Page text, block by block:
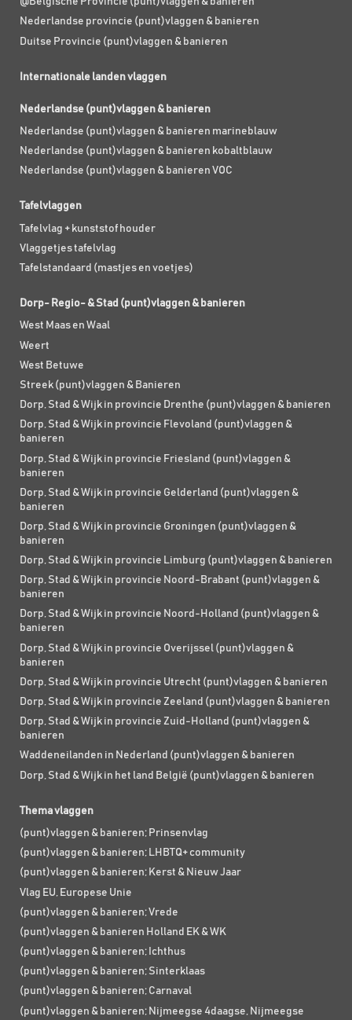
Nederlandse provincie (punt)vlaggen & banieren
Duitse Provincie (punt)vlaggen & banieren
Internationale landen vlaggen
Nederlandse (punt)vlaggen & banieren
Nederlandse (punt)vlaggen & banieren marineblauw
Nederlandse (punt)vlaggen & banieren kobaltblauw
Nederlandse (punt)vlaggen & banieren VOC
Tafelvlaggen
Tafelvlag + kunststof houder
Vlaggetjes tafelvlag
Tafelstandaard (mastjes en voetjes)
Dorp- Regio- & Stad (punt)vlaggen & banieren
West Maas en Waal
Weert
West Betuwe
Streek (punt)vlaggen & Banieren
Dorp, Stad & Wijk in provincie Drenthe (punt)vlaggen & banieren
Dorp, Stad & Wijk in provincie Flevoland (punt)vlaggen &
banieren
Dorp, Stad & Wijk in provincie Friesland (punt)vlaggen &
banieren
Dorp, Stad & Wijk in provincie Gelderland (punt)vlaggen &
banieren
Dorp, Stad & Wijk in provincie Groningen (punt)vlaggen &
banieren
Dorp, Stad & Wijk in provincie Limburg (punt)vlaggen & banieren
Dorp, Stad & Wijk in provincie Noord-Brabant (punt)vlaggen &
banieren
Dorp, Stad & Wijk in provincie Noord-Holland (punt)vlaggen &
banieren
Dorp, Stad & Wijk in provincie Overijssel (punt)vlaggen &
banieren
Dorp, Stad & Wijk in provincie Utrecht (punt)vlaggen & banieren
Dorp, Stad & Wijk in provincie Zeeland (punt)vlaggen & banieren
Dorp, Stad & Wijk in provincie Zuid-Holland (punt)vlaggen &
banieren
Waddeneilanden in Nederland (punt)vlaggen & banieren
Dorp, Stad & Wijk in het land België (punt)vlaggen & banieren
Thema vlaggen
(punt)vlaggen & banieren; Prinsenvlag
(punt)vlaggen & banieren; LHBTQ+ community
(punt)vlaggen & banieren; Kerst & Nieuw Jaar
Vlag EU, Europese Unie
(punt)vlaggen & banieren; Vrede
(punt)vlaggen & banieren Holland EK & WK
(punt)vlaggen & banieren; Ichthus
(punt)vlaggen & banieren; Sinterklaas
(punt)vlaggen & banieren; Carnaval
(punt)vlaggen & banieren; Nijmeegse 4daagse, Nijmeegse